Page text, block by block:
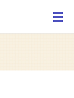
メ